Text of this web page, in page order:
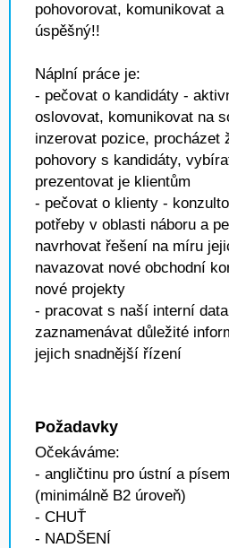
pohovorovat, komunikovat a
úspěšný!!
Náplní práce je:
- pečovat o kandidáty -
oslovovat, komunikovat na
inzerovat pozice, procházet
pohovory s kandidáty,
prezentovat je klientům
- pečovat o klienty -
potřeby v oblasti náboru a
navrhovat řešení na míru
navazovat nové obchodní
nové projekty
- pracovat s naší interní
zaznamenávat důležité
jejich snadnější řízení
Požadavky
Očekáváme:
- angličtinu pro ústní a
(minimálně B2 úroveň)
- CHUŤ
- NADŠENÍ